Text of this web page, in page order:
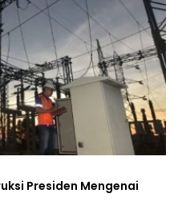
Presiden Mengenai